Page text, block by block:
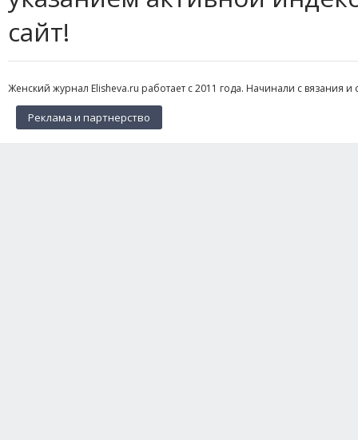
сайт!
Женский журнал Elisheva.ru работает с 2011 года. Начинали с вязания
Реклама и партнерство